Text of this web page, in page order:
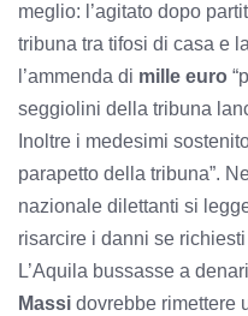
meglio: l’agitato dopo
tribuna tra tifosi di casa e
l’ammenda di mille euro
seggiolini della tribuna
Inoltre i medesimi
parapetto della tribuna”.
nazionale dilettanti si
risarcire i danni se
L’Aquila bussasse a
Massi dovrebbe rimettere